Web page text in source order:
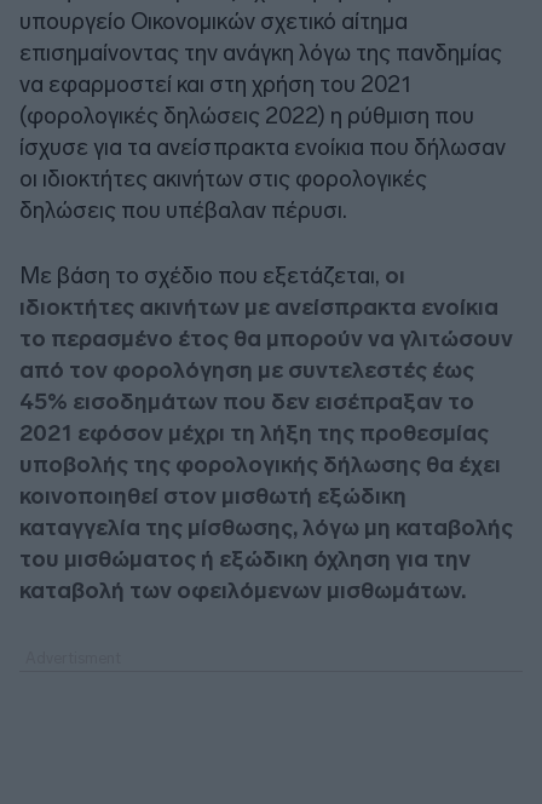
υπουργείο Οικονομικών σχετικό αίτημα
επισημαίνοντας την ανάγκη λόγω της πανδημίας
να εφαρμοστεί και στη χρήση του 2021
(φορολογικές δηλώσεις 2022) η ρύθμιση που
ίσχυσε για τα ανείσπρακτα ενοίκια που δήλωσαν
οι ιδιοκτήτες ακινήτων στις φορολογικές
δηλώσεις που υπέβαλαν πέρυσι.
Με βάση το σχέδιο που εξετάζεται, οι
ιδιοκτήτες ακινήτων με ανείσπρακτα ενοίκια
το περασμένο έτος θα μπορούν να γλιτώσουν
από τον φορολόγηση με συντελεστές έως
45% εισοδημάτων που δεν εισέπραξαν το
2021 εφόσον μέχρι τη λήξη της προθεσμίας
υποβολής της φορολογικής δήλωσης θα έχει
κοινοποιηθεί στον μισθωτή εξώδικη
καταγγελία της μίσθωσης, λόγω μη καταβολής
του μισθώματος ή εξώδικη όχληση για την
καταβολή των οφειλόμενων μισθωμάτων.